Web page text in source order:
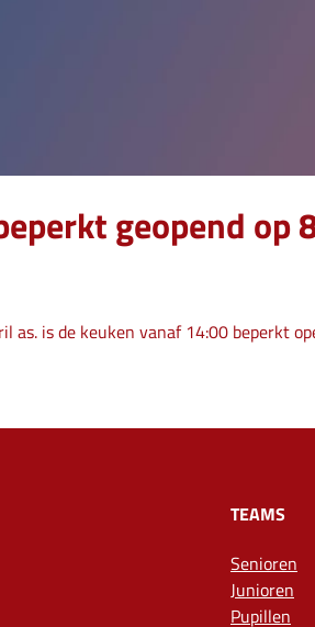
geopend op
as. is de keuken vanaf 14:00 beperkt
TEAMS
Senioren
Junioren
Pupillen